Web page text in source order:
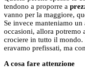
tendono a proporre a
vanno per la maggiore,
Se invece manteniamo
occasioni, allora
crociere in tutto il mondo.
eravamo prefissati, ma
A cosa fare attenzione